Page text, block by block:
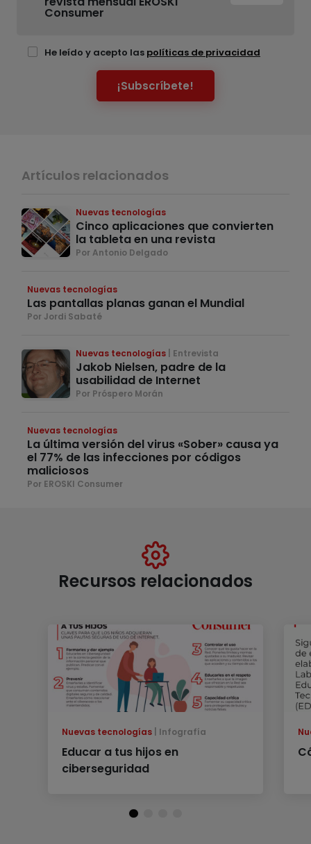
Consumer
He leído y acepto las políticas de privacidad
¡Subscríbete!
Artículos relacionados
Nuevas tecnologías
Cinco aplicaciones que convierten
la tableta en una revista
Por Antonio Delgado
Nuevas tecnologías
Las pantallas planas ganan el Mundial
Por Jordi Sabaté
Nuevas tecnologías Entrevista
Jakob Nielsen, padre de la
usabilidad de Internet
Por Próspero Morán
Nuevas tecnologías
La última versión del virus «Sober» causa ya
el 77% de las infecciones por códigos
maliciosos
Por EROSKI Consumer
Recursos relacionados
Nuevas tecnologías Infografía
Educar a tus hijos en
ciberseguridad